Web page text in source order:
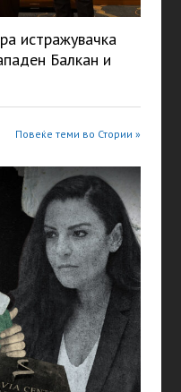
истражувачка
Балкан и
Повеќе теми во Стории »